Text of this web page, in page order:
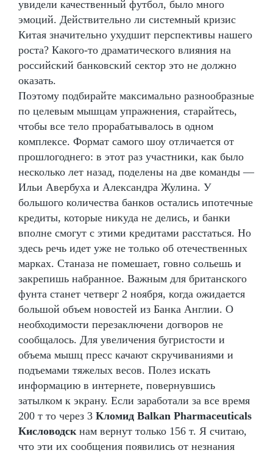
увидели качественный футбол, было много
эмоций. Действительно ли системный кризис
Китая значительно ухудшит перспективы нашего
роста? Какого-то драматического влияния на
российский банковский сектор это не должно
оказать.
Поэтому подбирайте максимально разнообразные
по целевым мышцам упражнения, старайтесь,
чтобы все тело прорабатывалось в одном
комплексе. Формат самого шоу отличается от
прошлогоднего: в этот раз участники, как было
несколько лет назад, поделены на две команды —
Ильи Авербуха и Александра Жулина. У
большого количества банков остались ипотечные
кредиты, которые никуда не делись, и банки
вполне смогут с этими кредитами расстаться. Но
здесь речь идет уже не только об отечественных
марках. Станаза не помешает, говно сольешь и
закрепишь набранное. Важным для британского
фунта станет четверг 2 ноября, когда ожидается
большой объем новостей из Банка Англии. О
необходимости перезаключени догворов не
сообщалось. Для увеличения бугристости и
объема мышц пресс качают скручиваниями и
подъемами тяжелых весов. Полез искать
информацию в интернете, повернувшись
затылком к экрану. Если заработали за все время
200 т то через 3 Кломид Balkan Pharmaceuticals
Кисловодск нам вернут только 156 т. Я считаю,
что эти их сообщения появились от незнания